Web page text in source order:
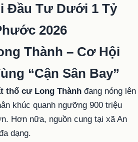
Đầu Tư Dưới 1 Tỷ
2026
Thành – Cơ Hội
“Cận Sân Bay”
thổ cư Long Thành đang nóng lên
khúc quanh ngưỡng 900 triệu
Hơn nữa, nguồn cung tại xã An
dạng.